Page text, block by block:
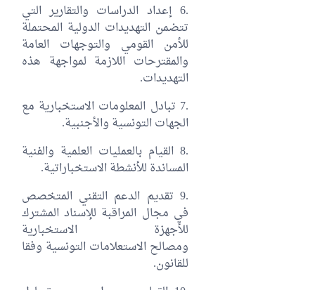
.6 إعداد الدراسات والتقارير التي
تتضمن التهديدات الدولية المحتملة
للأمن القومي والتوجهات العامة
والمقترحات اللازمة لمواجهة هذه
التهديدات.
.7 تبادل المعلومات الاستخبارية مع
الجهات التونسية والأجنبية.
.8 القيام بالعمليات العلمية والفنية
المساندة للأنشطة الاستخباراتية.
.9 تقديم الدعم التقني المتخصص
في مجال المراقبة للإسناد المشترك
للأجهزة الاستخبارية
ومصالح الاستعلامات التونسية وفقا
للقانون.